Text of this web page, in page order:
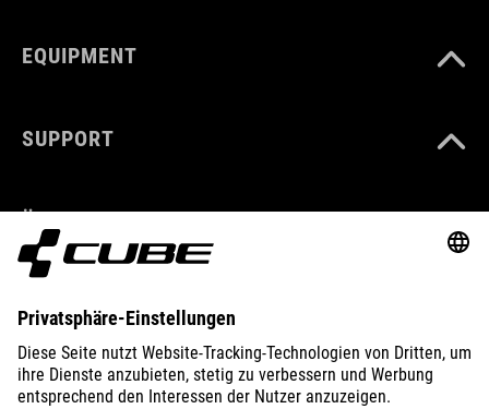
EQUIPMENT
SUPPORT
ÜBER UNS